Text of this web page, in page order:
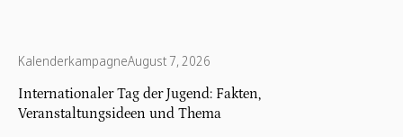
KalenderkampagneAugust 7, 2026
Internationaler Tag der Jugend: Fakten,
Veranstaltungsideen und Thema